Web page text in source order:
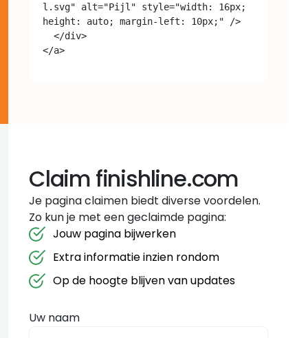
l.svg" alt="Pijl" style="width: 16px;
height: auto; margin-left: 10px;" />
Claim finishline.com
Je pagina claimen biedt diverse voordelen.
Zo kun je met een geclaimde pagina:
Jouw pagina bijwerken
Extra informatie inzien rondom
Op de hoogte blijven van updates
Uw naam